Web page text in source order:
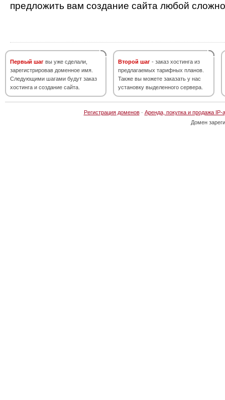
предложить вам создание сайта любой
Первый шаг вы уже сделали,
зарегистрировав доменное имя.
Следующими шагами будут заказ
хостинга и создание сайта.
Второй шаг - заказ хостинга из
предлагаемых тарифных планов.
Также вы можете заказать у нас
установку выделенного сервера.
Регистрация доменов· Аренда, покупка и продажа IP-
Домен